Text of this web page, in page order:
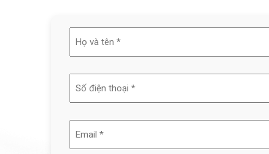
Họ
và
tên
(Required)
Email
(Required)